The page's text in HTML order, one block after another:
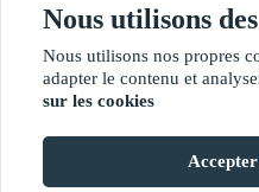
soumettre
Droit d'auteur par © Fujian
Nous utilisons
Nous utilisons nos propres
adapter le contenu et
sur les cookies